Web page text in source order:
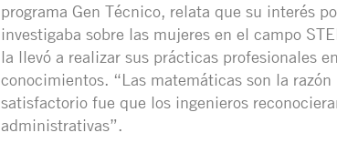
programa Gen Técnico, relata que su interés
investigaba sobre las mujeres en el campo
la llevó a realizar sus prácticas profesionales
conocimientos. “Las matemáticas son la
satisfactorio fue que los ingenieros
administrativas”.